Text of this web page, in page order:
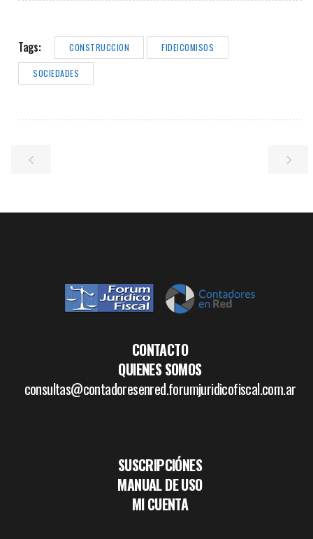
Tags: CONSTRUCCION FIDEICOMISOS
SOCIEDADES
CONTACTO
QUIENES SOMOS
consultas@contadoresenred.forumjuridicofiscal.com.ar
SUSCRIPCIÓNES
MANUAL DE USO
MI CUENTA